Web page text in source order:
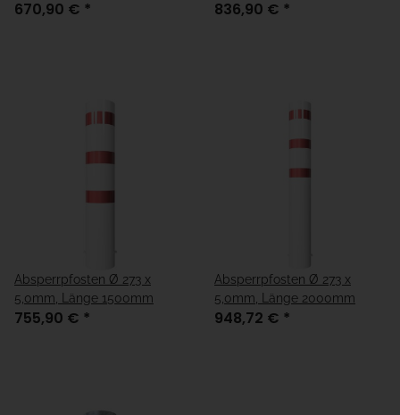
670,90 € * 836,90 € *
Absperrpfosten Ø 273 x
5,0mm, Länge 1500mm
755,90 € *
Absperrpfosten Ø 273 x
5,0mm, Länge 2000mm
948,72 € *